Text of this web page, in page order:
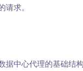
请求。
据中心代理的基础结